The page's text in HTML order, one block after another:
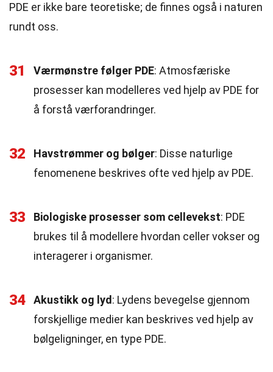
PDE er ikke bare teoretiske; de finnes også i naturen
rundt oss.
31 Værmønstre følger PDE: Atmosfæriske
prosesser kan modelleres ved hjelp av PDE for
å forstå værforandringer.
32 Havstrømmer og bølger: Disse naturlige
fenomenene beskrives ofte ved hjelp av PDE.
33 Biologiske prosesser som cellevekst: PDE
brukes til å modellere hvordan celler vokser og
interagerer i organismer.
34 Akustikk og lyd : Lydens bevegelse gjennom
forskjellige medier kan beskrives ved hjelp av
bølgeligninger, en type PDE.